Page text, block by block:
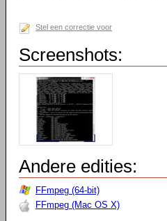
Stel een correctie voor
Screenshots:
Andere edities:
FFmpeg (64-bit)
FFmpeg (Mac OS X)